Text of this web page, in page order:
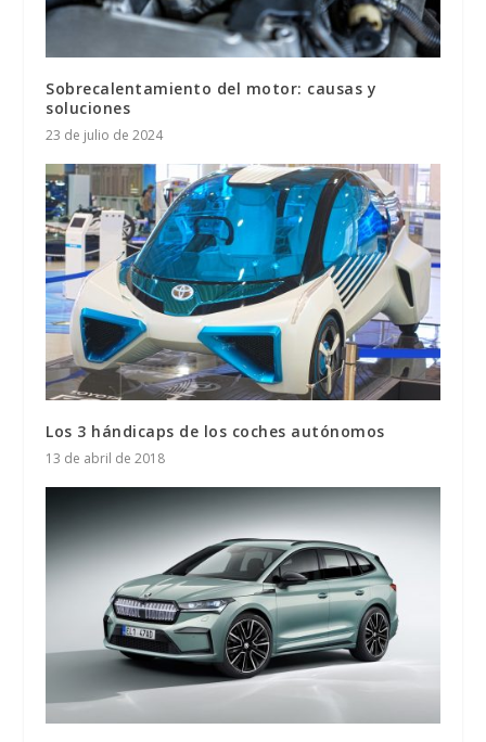
Sobrecalentamiento del motor: causas y
soluciones
23 de julio de 2024
Los 3 hándicaps de los coches autónomos
13 de abril de 2018